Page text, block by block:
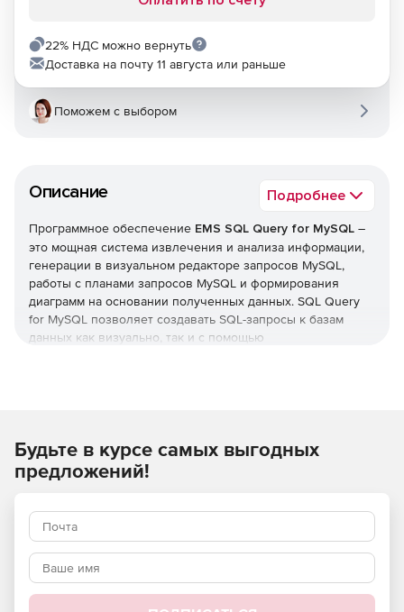
Описание Подробнее
Программное обеспечение EMS SQL Query for MySQL –
это мощная система извлечения и анализа информации,
генерации в визуальном редакторе запросов MySQL,
работы с планами запросов MySQL и формирования
диаграмм на основании полученных данных. SQL Query
for MySQL позволяет создавать SQL-запросы к базам
данных как визуально, так и с помощью
критерии отбора и т. п. Реализованы функции
одновременной работы с несколькими запросами,
редактирования текста запроса при помощи
результатов выполнения запросов, генерации запросов
MySQL с подзапросами и объединениями, построения
диаграмм и реализации многих других задач по
управлению запросами к БД MySQL.
возможности EMS SQL Query for MySQL:
22% НДС можно вернуть
Доставка на почту 11 августа или раньше
Поможем с выбором
Будьте в курсе самых выгодных
предложений!